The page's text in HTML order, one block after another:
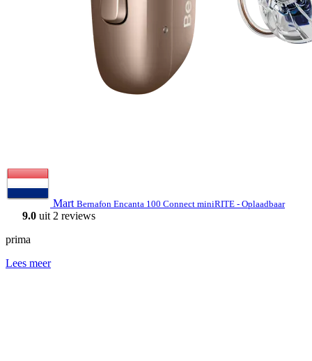
Mart Bernafon Encanta 100 Connect miniRITE - Oplaadbaar
9.0 uit 2 reviews
prima
Lees meer